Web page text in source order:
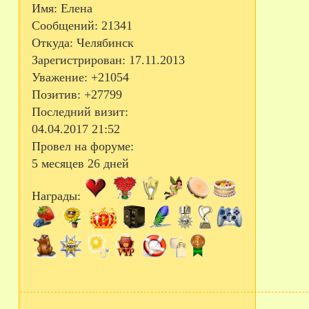
Имя: Елена
Сообщений: 21341
Откуда: Челябинск
Зарегистрирован: 17.11.2013
Уважение: +21054
Позитив: +27799
Последний визит:
04.04.2017 21:52
Провел на форуме:
5 месяцев 26 дней
Награды: